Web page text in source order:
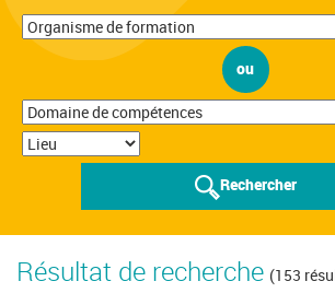
ou
Rechercher
Résultat de recherche (153